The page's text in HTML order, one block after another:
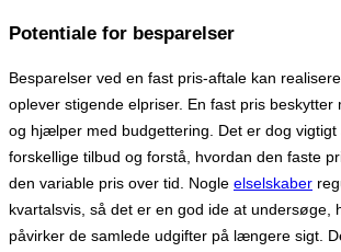
Potentiale for besparelser
Besparelser ved en fast pris-aftale kan
oplever stigende elpriser. En fast pris beskytter
og hjælper med budgettering. Det er dog vigtigt
forskellige tilbud og forstå, hvordan den faste
den variable pris over tid. Nogle elselskaber
kvartalsvis, så det er en god ide at undersøge,
påvirker de samlede udgifter på længere sigt.